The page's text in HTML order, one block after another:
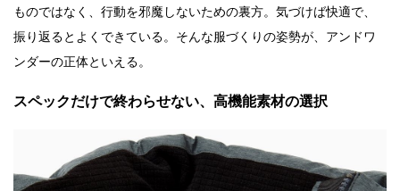
ものではなく、行動を邪魔しないための裏方。気づけば快適で、
振り返るとよくできている。そんな服づくりの姿勢が、アンドワ
ンダーの正体といえる。
スペックだけで終わらせない、高機能素材の選択